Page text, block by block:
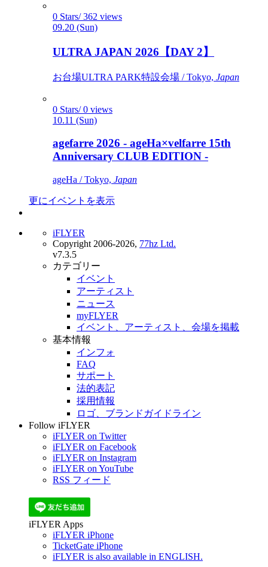
0 Stars/ 362 views
09.20 (Sun)
ULTRA JAPAN 2026【DAY 2】
お台場ULTRA PARK特設会場 / Tokyo, Japan
0 Stars/ 0 views
10.11 (Sun)
agefarre 2026 - ageHa×velfarre 15th
Anniversary CLUB EDITION -
ageHa / Tokyo, Japan
更にイベントを表示
iFLYER
Copyright 2006-2026, 77hz Ltd.
v7.3.5
カテゴリー
イベント
アーティスト
ニュース
myFLYER
イベント、アーティスト、会場を掲載
基本情報
インフォ
FAQ
サポート
法的表記
採用情報
ロゴ、ブランドガイドライン
Follow iFLYER
iFLYER on Twitter
iFLYER on Facebook
iFLYER on Instagram
iFLYER on YouTube
RSS フィード
iFLYER Apps
iFLYER iPhone
TicketGate iPhone
iFLYER is also available in ENGLISH.